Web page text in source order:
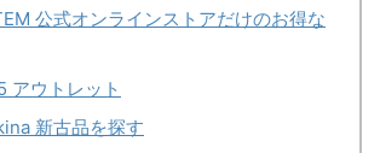
公式オンラインストアだけのお得な
アウトレット
新古品を探す